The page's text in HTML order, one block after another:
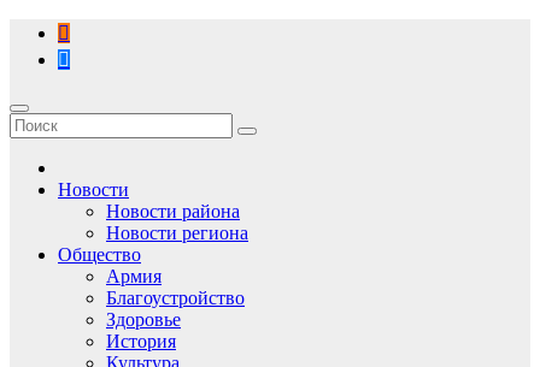
Перейти
содержимому
Новости
Новости района
Новости региона
Общество
Армия
Благоустройство
Здоровье
История
Культура